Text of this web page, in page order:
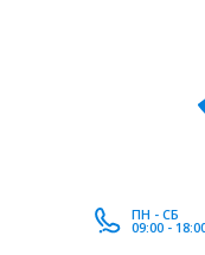
ПН - СБ
09:00 -